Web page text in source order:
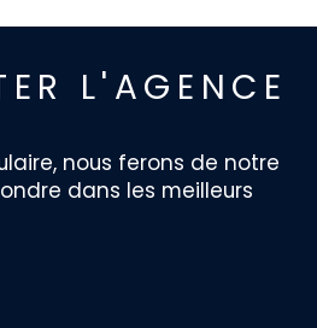
L'AGENCE
nous ferons de notre
dans les meilleurs